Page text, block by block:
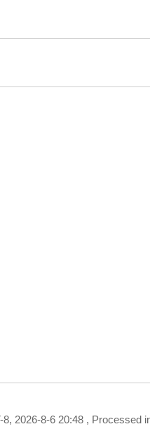
8, 2026-8-6 20:48, Processed